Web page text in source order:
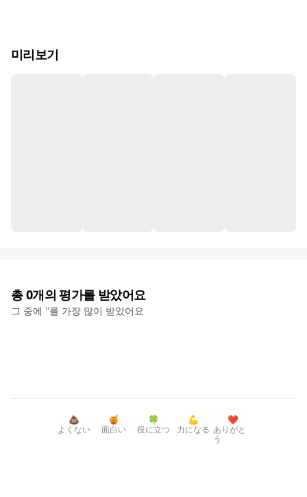
미리보기
총0개의 평가를 받았어요
그 중에 ''를 가장 많이 받았어요
💩
よくない
🍯
面白い
🍀
役に立つ
💪
力になる
❤️
ありがと
う